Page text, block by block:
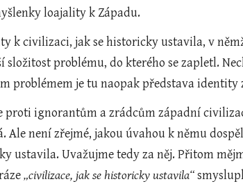
loajality k Západu.
k civilizaci, jak se historicky ustavila, v
složitost problému, do kterého se zapletl.
problémem je tu naopak představa
proti ignorantům a zrádcům západní
není zřejmé, jakou úvahou k němu
ustavila. Uvažujme tedy za něj. Přitom
„civilizace, jak se historicky ustavila“